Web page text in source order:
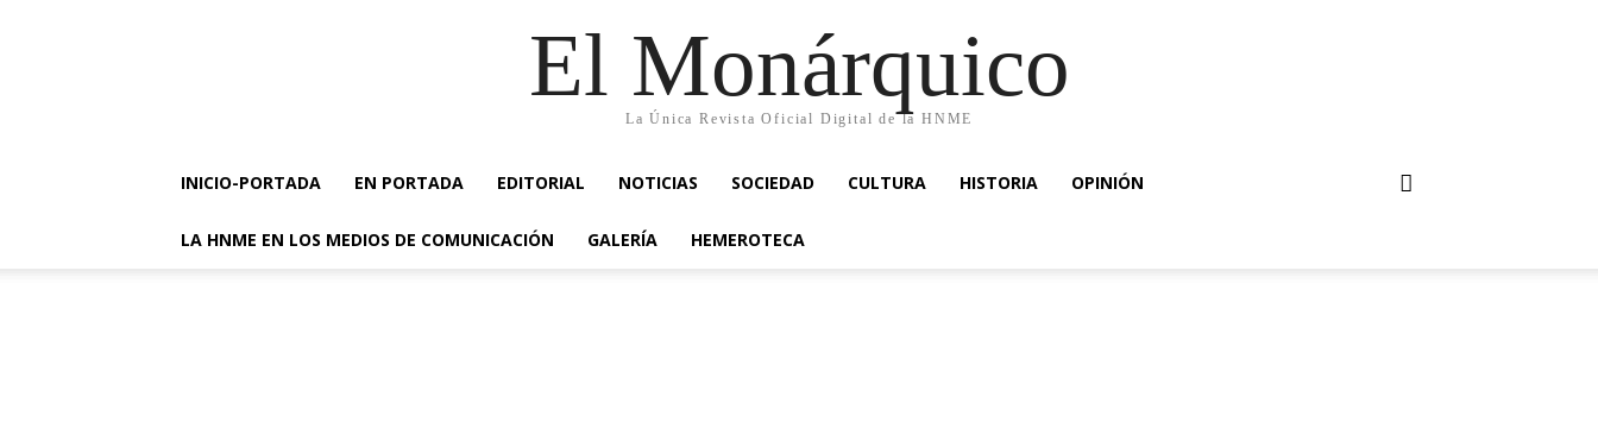
El Monárquico
La Única Revista Oficial Digital de la HNME
INICIO-PORTADA EN PORTADA EDITORIAL NOTICIAS SOCIEDAD CULTURA HISTORIA OPINIÓN
LA HNME EN LOS MEDIOS DE COMUNICACIÓN GALERÍA HEMEROTECA